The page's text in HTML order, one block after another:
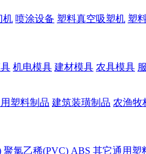
机 喷涂设备 塑料真空吸塑机 塑
机电模具 建材模具 农具模具
用塑料制品 建筑装璜制品 农渔牧
聚氯乙稀(PVC) ABS 其它通用塑